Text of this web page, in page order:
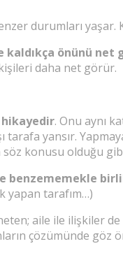
durumları
önünü net
daha net görür.
hikayedir. Onu aynı
tarafa yansır.
konusu olduğu
yapan tarafım…)
aile ile ilişkiler
çözümünde göz